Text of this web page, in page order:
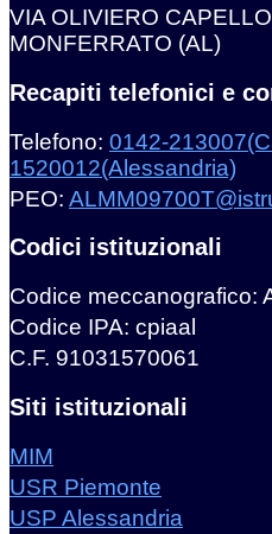
VIA OLIVIERO
MONFERRATO (AL)
Recapiti telefonici e
Telefono: 0142-
1520012(Alessandria)
PEO:
Codici istituzionali
Codice meccanografico:
Codice IPA: cpiaal
C.F. 91031570061
Siti istituzionali
MIM
USR Piemonte
USP Alessandria